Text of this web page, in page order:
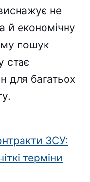
не
й економічну
пошук
стає
для багатьох
ЗСУ:
терміни